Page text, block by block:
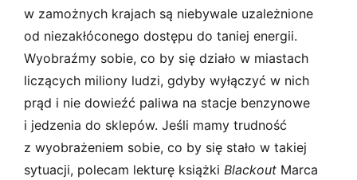
w zamożnych krajach są niebywale uzależnione
od niezakłóconego dostępu do taniej energii.
Wyobraźmy sobie, co by się działo w miastach
liczących miliony ludzi, gdyby wyłączyć w nich
prąd i nie dowieźć paliwa na stacje benzynowe
i jedzenia do sklepów. Jeśli mamy trudność
z wyobrażeniem sobie, co by się stało w takiej
sytuacji, polecam lekturę książki Blackout Marca